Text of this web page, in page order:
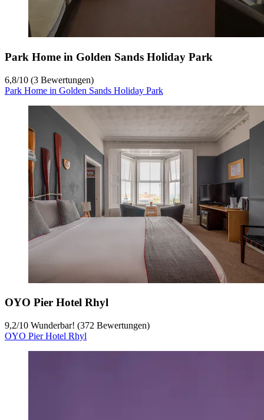
Park Home in Golden Sands Holiday Park
6,8/10 (3 Bewertungen)
Park Home in Golden Sands Holiday Park
OYO Pier Hotel Rhyl
9,2/10 Wunderbar! (372 Bewertungen)
OYO Pier Hotel Rhyl